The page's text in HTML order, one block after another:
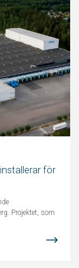
för
Projektet, som